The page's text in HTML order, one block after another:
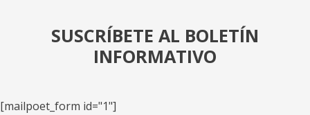
SUSCRÍBETE AL BOLETÍN
INFORMATIVO
[mailpoet_form id="1"]